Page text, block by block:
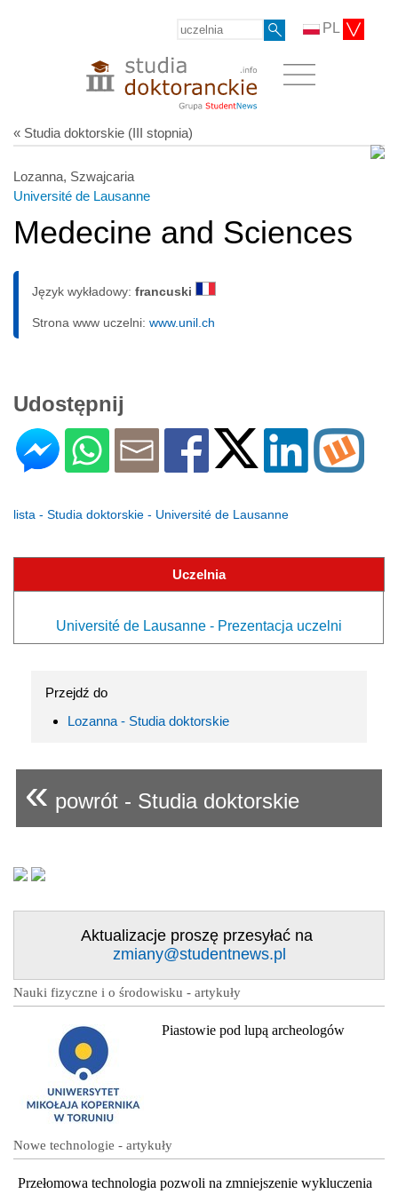
PL
« Studia doktorskie (III stopnia)
Lozanna, Szwajcaria
Université de Lausanne
Medecine and Sciences
Język wykładowy: francuski
Strona www uczelni: www.unil.ch
Udostępnij
lista - Studia doktorskie - Université de Lausanne
Uczelnia
Université de Lausanne - Prezentacja uczelni
Przejdź do
Lozanna - Studia doktorskie
« powrót - Studia doktorskie
Aktualizacje proszę przesyłać na
zmiany@studentnews.pl
Nauki fizyczne i o środowisku - artykuły
Piastowie pod lupą archeologów
Nowe technologie - artykuły
Przełomowa technologia pozwoli na zmniejszenie wykluczenia